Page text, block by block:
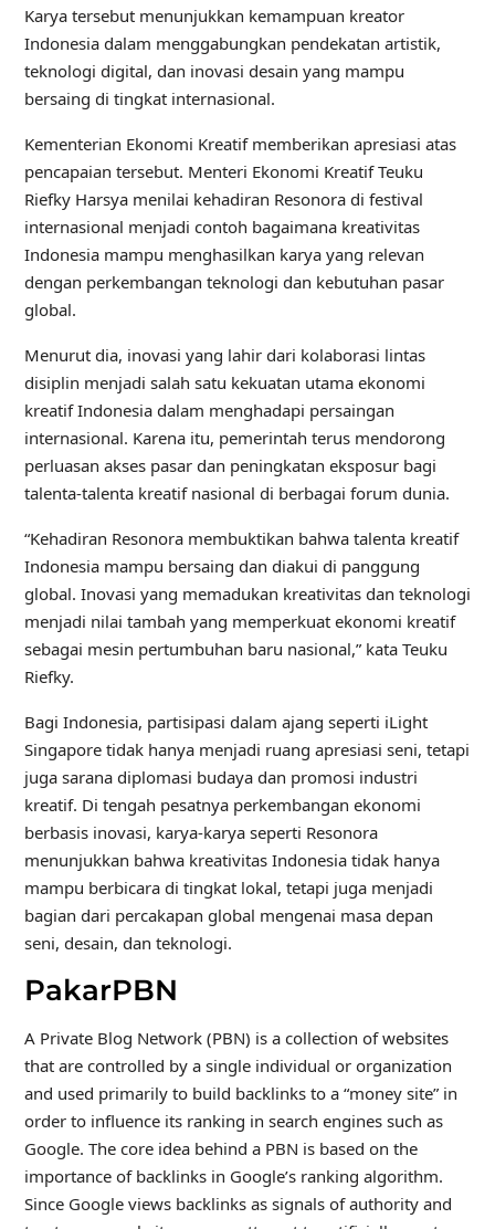
Karya tersebut menunjukkan kemampuan kreator
Indonesia dalam menggabungkan pendekatan artistik,
teknologi digital, dan inovasi desain yang mampu
bersaing di tingkat internasional.
Kementerian Ekonomi Kreatif memberikan apresiasi atas
pencapaian tersebut. Menteri Ekonomi Kreatif Teuku
Riefky Harsya menilai kehadiran Resonora di festival
internasional menjadi contoh bagaimana kreativitas
Indonesia mampu menghasilkan karya yang relevan
dengan perkembangan teknologi dan kebutuhan pasar
global.
Menurut dia, inovasi yang lahir dari kolaborasi lintas
disiplin menjadi salah satu kekuatan utama ekonomi
kreatif Indonesia dalam menghadapi persaingan
internasional. Karena itu, pemerintah terus mendorong
perluasan akses pasar dan peningkatan eksposur bagi
talenta-talenta kreatif nasional di berbagai forum dunia.
“Kehadiran Resonora membuktikan bahwa talenta kreatif
Indonesia mampu bersaing dan diakui di panggung
global. Inovasi yang memadukan kreativitas dan teknologi
menjadi nilai tambah yang memperkuat ekonomi kreatif
sebagai mesin pertumbuhan baru nasional,” kata Teuku
Riefky.
Bagi Indonesia, partisipasi dalam ajang seperti iLight
Singapore tidak hanya menjadi ruang apresiasi seni, tetapi
juga sarana diplomasi budaya dan promosi industri
kreatif. Di tengah pesatnya perkembangan ekonomi
berbasis inovasi, karya-karya seperti Resonora
menunjukkan bahwa kreativitas Indonesia tidak hanya
mampu berbicara di tingkat lokal, tetapi juga menjadi
bagian dari percakapan global mengenai masa depan
seni, desain, dan teknologi.
PakarPBN
A Private Blog Network (PBN) is a collection of websites
that are controlled by a single individual or organization
and used primarily to build backlinks to a “money site” in
order to influence its ranking in search engines such as
Google. The core idea behind a PBN is based on the
importance of backlinks in Google’s ranking algorithm.
Since Google views backlinks as signals of authority and